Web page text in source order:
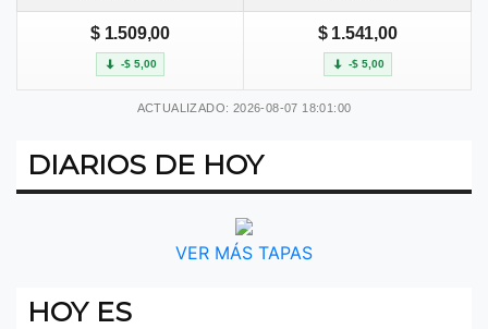
$ 1.509,00
-$ 5,00
$ 1.541,00
-$ 5,00
ACTUALIZADO: 2026-08-07 18:01:00
DIARIOS DE HOY
VER MÁS TAPAS
HOY ES